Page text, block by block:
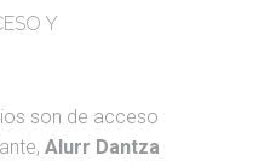
Y
son de acceso
Alurr Dantza